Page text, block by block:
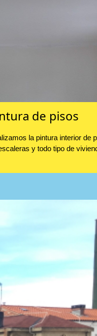
de pisos
la pintura interior de
y todo tipo de